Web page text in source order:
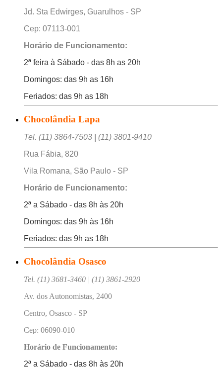
Jd. Sta Edwirges, Guarulhos - SP
Cep: 07113-001
Horário de Funcionamento:
2ª feira à Sábado - das 8h as 20h
Domingos: das 9h as 16h
Feriados: das 9h as 18h
Chocolândia Lapa
Tel. (11) 3864-7503 | (11) 3801-9410
Rua Fábia, 820
Vila Romana, São Paulo - SP
Horário de Funcionamento:
2ª a Sábado - das 8h às 20h
Domingos: das 9h às 16h
Feriados: das 9h as 18h
Chocolândia Osasco
Tel. (11) 3681-3460 | (11) 3861-2920
Av. dos Autonomistas, 2400
Centro, Osasco - SP
Cep: 06090-010
Horário de Funcionamento:
2ª a Sábado - das 8h às 20h